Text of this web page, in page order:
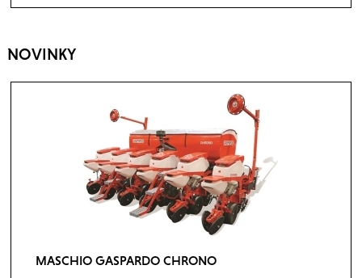
NOVINKY
MASCHIO GASPARDO CHRONO